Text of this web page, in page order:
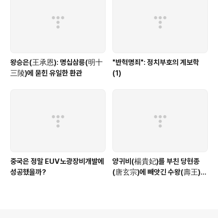
왕승은(王承恩): 명십삼릉(明十
三陵)에 묻힌 유일한 환관
"반혁명죄": 정치부호의 계보학
(1)
중국은 정말 EUV노광장비개발에
성공했을까?
양귀비(楊貴妃)를 부친 당현종
(唐玄宗)에 빼앗긴 수왕(壽王)